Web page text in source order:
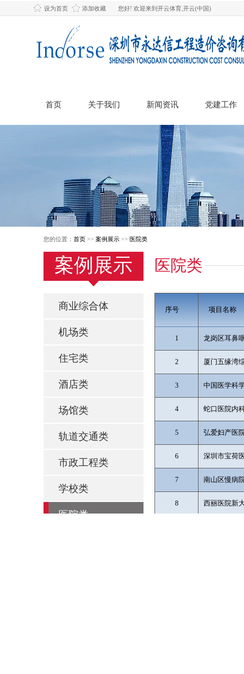
设为首页 添加收藏 您好! 欢迎来到开云体育,开云(中国)
首页 关于我们 新闻资讯 党建工作
您的位置： 首页 >> 案例展示 >> 医院类
案例展示
商业综合体
机场类
住宅类
酒店类
场馆类
轨道交通类
市政工程类
学校类
医院类
医院类
序号 项目名称
1 龙岗区耳鼻
2 厦门五缘湾
3 中国医学科
4 蛇口医院内
5 弘爱妇产医
6 深圳市宝荷
7 南山区慢病
8 西丽医院新